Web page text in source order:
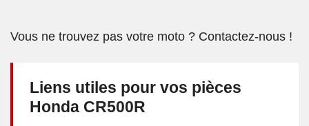
Vous ne trouvez pas votre moto ? Contactez-nous !
Liens utiles pour vos pièces
Honda CR500R